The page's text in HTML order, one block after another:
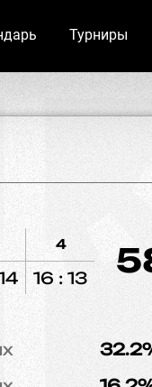
Турниры
4
16 : 13